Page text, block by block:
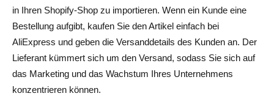
in Ihren Shopify-Shop zu importieren. Wenn ein Kunde eine
Bestellung aufgibt, kaufen Sie den Artikel einfach bei
AliExpress und geben die Versanddetails des Kunden an. Der
Lieferant kümmert sich um den Versand, sodass Sie sich auf
das Marketing und das Wachstum Ihres Unternehmens
konzentrieren können.